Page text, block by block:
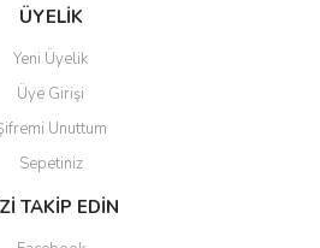
ÜYELİK
Yeni Üyelik
Üye Girişi
Unuttum
Sepetiniz
TAKİP EDİN